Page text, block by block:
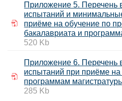
Приложение 5. Перечень
испытаний и
приёме на обучение по
бакалавриата и
520 Kb
Приложение 6. Перечень
испытаний при приёме
программам
285 Kb